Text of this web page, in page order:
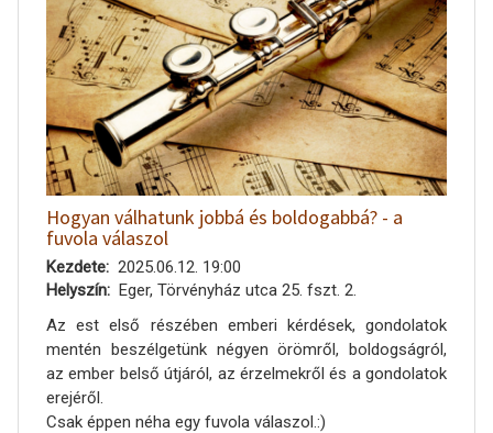
Hogyan válhatunk jobbá és boldogabbá? - a
fuvola válaszol
Kezdete
2025.06.12. 19:00
Helyszín
Eger, Törvényház utca 25. fszt. 2.
Az est első részében emberi kérdések, gondolatok
mentén beszélgetünk négyen örömről, boldogságról,
az ember belső útjáról, az érzelmekről és a gondolatok
erejéről.
Csak éppen néha egy fuvola válaszol.:)